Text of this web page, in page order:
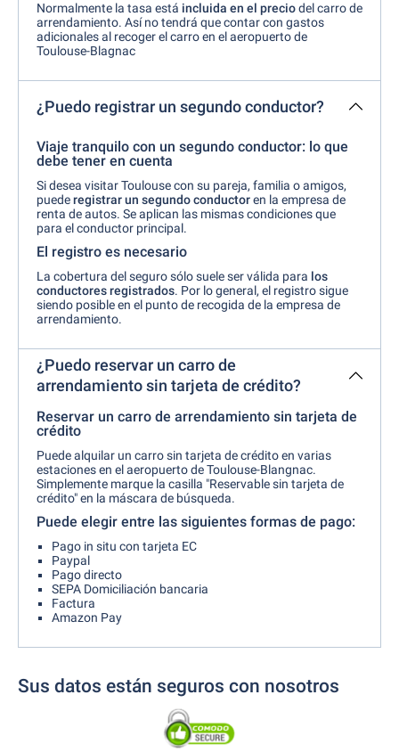
Normalmente la tasa está incluida en el preciodel carro de
arrendamiento. Así no tendrá que contar con gastos
adicionales al recoger el carro en el aeropuerto de
Toulouse-Blagnac
¿Puedo registrar un segundo conductor?
Viaje tranquilo con un segundo conductor: lo que
debe tener en cuenta
Si desea visitar Toulouse con su pareja, familia o amigos,
puederegistrarun segundo conductoren la empresa de
renta de autos. Se aplican las mismas condiciones que
para el conductor principal.
El registro es necesario
La cobertura del seguro sólo suele ser válida para los
conductores registrados. Por lo general, el registro sigue
siendo posible en el punto de recogida de la empresa de
arrendamiento.
¿Puedo reservar un carro de
arrendamiento sin tarjeta de crédito?
Reservar un carro de arrendamiento sin tarjeta de
crédito
Puede alquilar un carro sin tarjeta de crédito en varias
estaciones en el aeropuerto de Toulouse-Blangnac.
Simplemente marque la casilla "Reservable sin tarjeta de
crédito" en la máscara de búsqueda.
Puede elegir entre las siguientes formas de pago:
Pago in situ con tarjeta EC
Paypal
Pago directo
SEPA Domiciliación bancaria
Factura
Amazon Pay
Sus datos están seguros con nosotros